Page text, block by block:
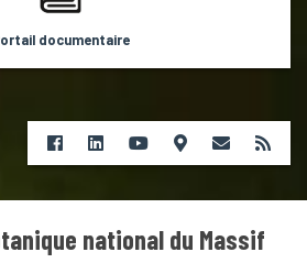
documentaire
national du Massif